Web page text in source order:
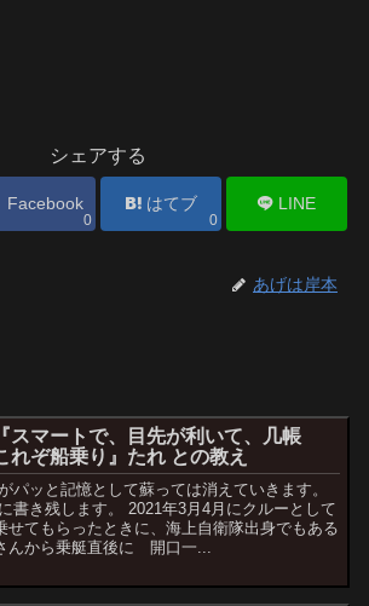
シェアする
Facebook
0
はてブ
0
LINE
あげは岸本
スマートで、目先が利いて、几帳
れぞ船乗り』たれ との教え
パッと記憶として蘇っては消えていきます。
書き残します。 2021年3月4月にクルーとして
せてもらったときに、海上自衛隊出身でもある
んから乗艇直後に 開口一...